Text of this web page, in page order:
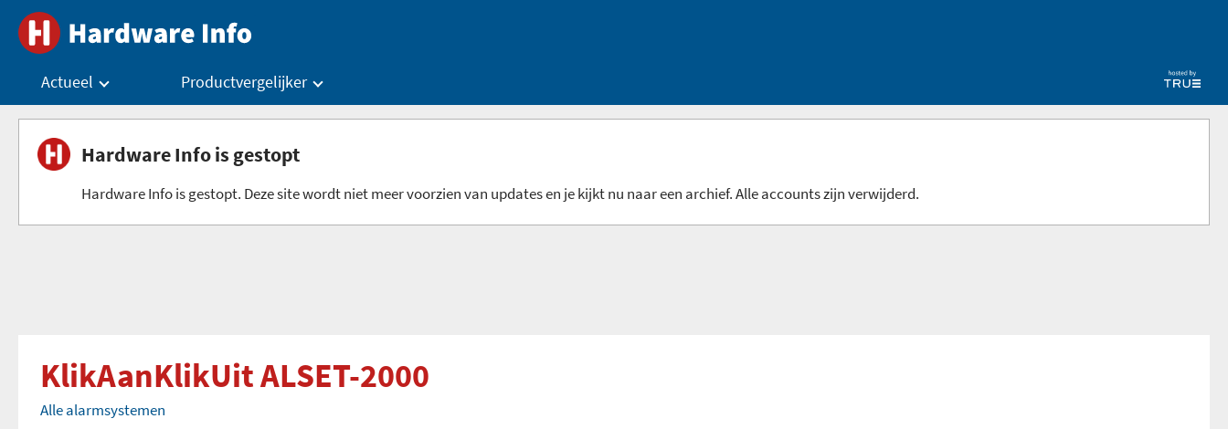
Actueel Productvergelijker
Hardware Info is gestopt
Hardware Info is gestopt. Deze site wordt niet meer voorzien van updates en je kijkt nu naar een archief. Alle accounts zijn verwijderd.
KlikAanKlikUit ALSET-2000
Alle alarmsystemen